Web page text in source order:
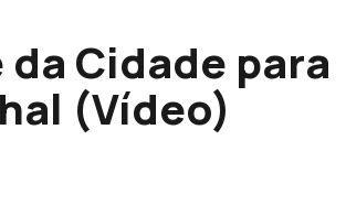
Cidade para
(Vídeo)